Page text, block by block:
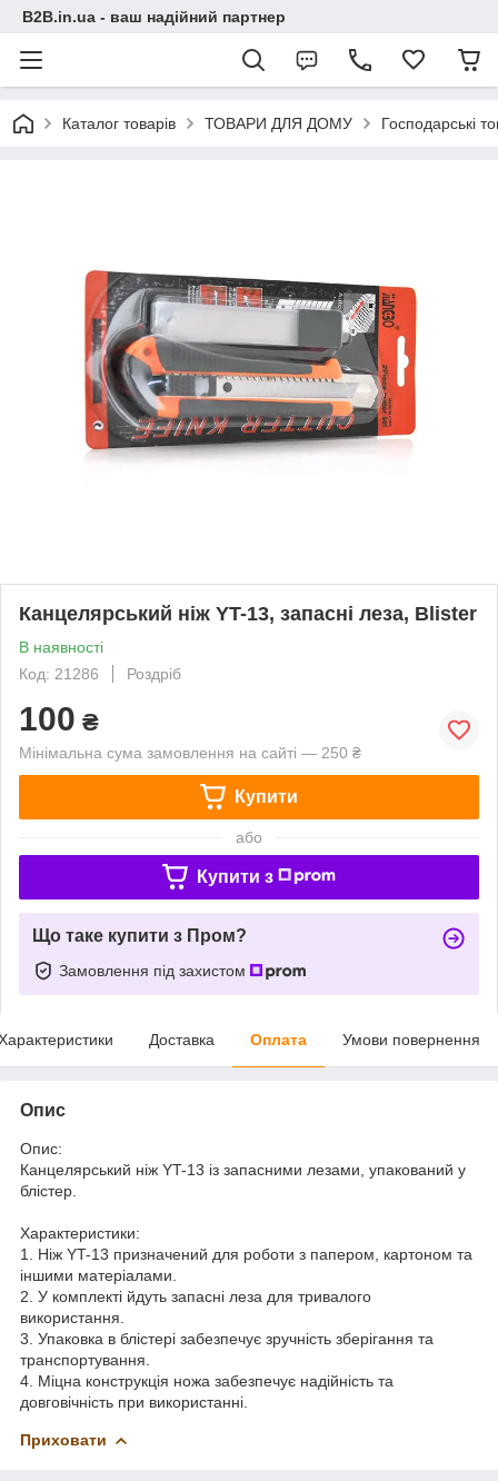
B2B.in.ua - ваш надійний партнер
Каталог товарів ТОВАРИ ДЛЯ ДОМУ Господарські
Канцелярський ніж YT-13, запасні леза, Blister
В наявності
Код: 21286
Роздріб
100 ₴
Мінімальна сума замовлення на сайті — 250 ₴
Купити
або
Купити з
Що таке купити з Пром?
Замовлення під захистом
Доставка Оплата Умови повернення
Опис
Опис:
Канцелярський ніж YT-13 із запасними лезами, упакований у
блістер.
Характеристики:
1. Ніж YT-13 призначений для роботи з папером, картоном та
іншими матеріалами.
2. У комплекті йдуть запасні леза для тривалого
використання.
3. Упаковка в блістері забезпечує зручність зберігання та
транспортування.
4. Міцна конструкція ножа забезпечує надійність та
довговічність при використанні.
Приховати